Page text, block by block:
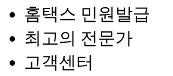
홈택스 민원발급
최고의 전문가
고객센터